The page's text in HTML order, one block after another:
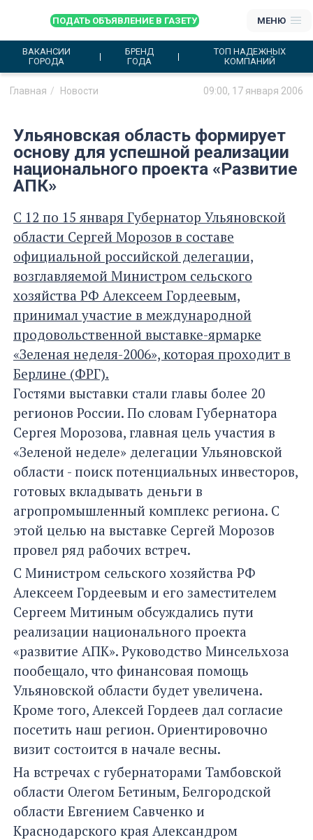
ПОДАТЬ ОБЪЯВЛЕНИЕ В ГАЗЕТУ МЕНЮ
ВАКАНСИИ
ГОРОДА
БРЕНД
ГОДА
ТОП НАДЕЖНЫХ
КОМПАНИЙ
Главная Новости 09:00, 17 января 2006
Ульяновская область формирует
основу для успешной реализации
национального проекта «Развитие
АПК»
С 12 по 15 января Губернатор Ульяновской
области Сергей Морозов в составе
официальной российской делегации,
возглавляемой Министром сельского
хозяйства РФ Алексеем Гордеевым,
принимал участие в международной
продовольственной выставке-ярмарке
«Зеленая неделя-2006», которая проходит в
Берлине (ФРГ).
Гостями выставки стали главы более 20
регионов России. По словам Губернатора
Сергея Морозова, главная цель участия в
«Зеленой неделе» делегации Ульяновской
области - поиск потенциальных инвесторов,
готовых вкладывать деньги в
агропромышленный комплекс региона. С
этой целью на выставке Сергей Морозов
провел ряд рабочих встреч.
С Министром сельского хозяйства РФ
Алексеем Гордеевым и его заместителем
Сергеем Митиным обсуждались пути
реализации национального проекта
«развитие АПК». Руководство Минсельхоза
пообещало, что финансовая помощь
Ульяновской области будет увеличена.
Кроме того, Алексей Гордеев дал согласие
посетить наш регион. Ориентировочно
визит состоится в начале весны.
На встречах с губернаторами Тамбовской
области Олегом Бетиным, Белгородской
области Евгением Савченко и
Краснодарского края Александром